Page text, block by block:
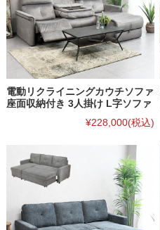
電動リクライニングカウチソファ
座面収納付き 3人掛け L字ソファ
¥228,000(税込)